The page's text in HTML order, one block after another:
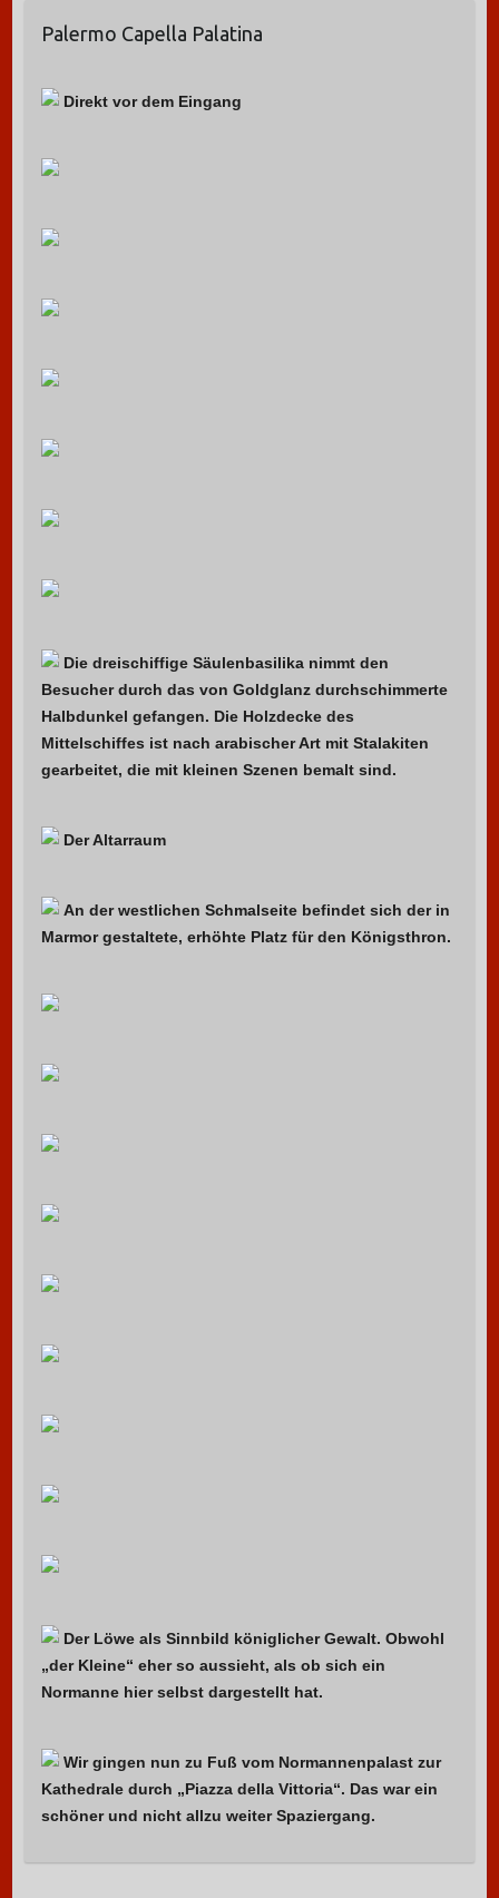
n
a
:
Palermo Capella Palatina
Direkt vor dem Eingang
Die dreischiffige Säulenbasilika nimmt den
Besucher durch das von Goldglanz durchschimmerte
Halbdunkel gefangen. Die Holzdecke des
Mittelschiffes ist nach arabischer Art mit Stalakiten
gearbeitet, die mit kleinen Szenen bemalt sind.
Der Altarraum
An der westlichen Schmalseite befindet sich der in
Marmor gestaltete, erhöhte Platz für den Königsthron.
Der Löwe als Sinnbild königlicher Gewalt. Obwohl
„der Kleine“ eher so aussieht, als ob sich ein
Normanne hier selbst dargestellt hat.
Wir gingen nun zu Fuß vom Normannenpalast zur
Kathedrale durch „Piazza della Vittoria“. Das war ein
schöner und nicht allzu weiter Spaziergang.